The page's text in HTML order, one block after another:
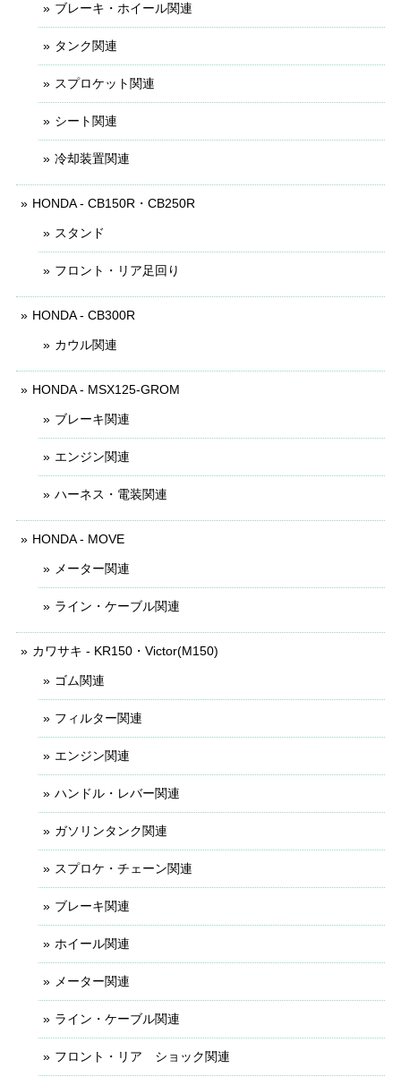
ブレーキ・ホイール関連
タンク関連
スプロケット関連
シート関連
冷却装置関連
HONDA - CB150R・CB250R
スタンド
フロント・リア足回り
HONDA - CB300R
カウル関連
HONDA - MSX125-GROM
ブレーキ関連
エンジン関連
ハーネス・電装関連
HONDA - MOVE
メーター関連
ライン・ケーブル関連
カワサキ - KR150・Victor(M150)
ゴム関連
フィルター関連
エンジン関連
ハンドル・レバー関連
ガソリンタンク関連
スプロケ・チェーン関連
ブレーキ関連
ホイール関連
メーター関連
ライン・ケーブル関連
フロント・リア ショック関連